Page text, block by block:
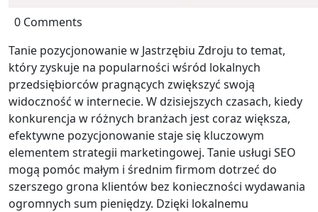
0 Comments
Tanie pozycjonowanie w Jastrzębiu Zdroju to temat,
który zyskuje na popularności wśród lokalnych
przedsiębiorców pragnących zwiększyć swoją
widoczność w internecie. W dzisiejszych czasach, kiedy
konkurencja w różnych branżach jest coraz większa,
efektywne pozycjonowanie staje się kluczowym
elementem strategii marketingowej. Tanie usługi SEO
mogą pomóc małym i średnim firmom dotrzeć do
szerszego grona klientów bez konieczności wydawania
ogromnych sum pieniędzy. Dzięki lokalnemu